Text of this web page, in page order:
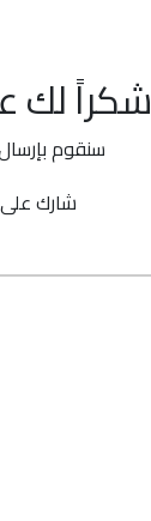
شكراً لك
سنقوم
شارك